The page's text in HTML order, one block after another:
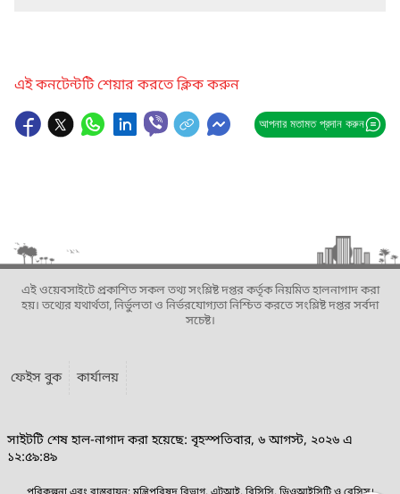
এই কনটেন্টটি শেয়ার করতে ক্লিক করুন
আপনার মতামত প্রদান করুন
এই ওয়েবসাইটে প্রকাশিত সকল তথ্য সংশ্লিষ্ট দপ্তর কর্তৃক নিয়মিত হালনাগাদ করা
হয়। তথ্যের যথার্থতা, নির্ভুলতা ও নির্ভরযোগ্যতা নিশ্চিত করতে সংশ্লিষ্ট দপ্তর সর্বদা
সচেষ্ট।
ফেইস বুক কার্যালয়
সাইটটি শেষ হাল-নাগাদ করা হয়েছে: বৃহস্পতিবার, ৬ আগস্ট, ২০২৬ এ
১২:৫৯:৪৯